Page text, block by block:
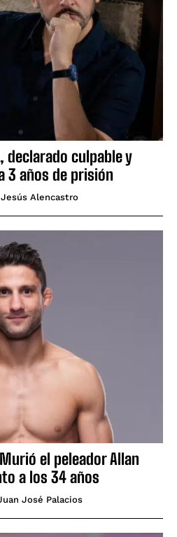
declarado culpable y
3 años de prisión
Jesús Alencastro
Murió el peleador Allan
a los 34 años
José Palacios